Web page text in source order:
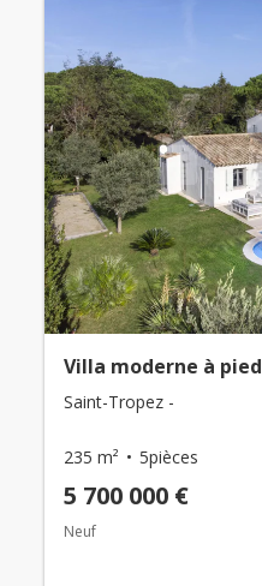
Villa moderne à
Saint-Tropez -
235 m² 5pièces
5 700 000 €
Neuf